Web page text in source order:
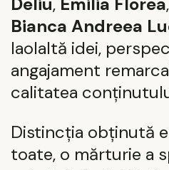
Bianca Andreea
laolaltă idei,
angajament
calitatea
Distincția obținută
toate, o mărturie a